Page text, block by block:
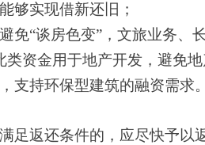
够实现借新还旧；
免“谈房色变”，文旅业务、
资金用于地产开发，避免
支持环保型建筑的融资需求。
足返还条件的，应尽快予以